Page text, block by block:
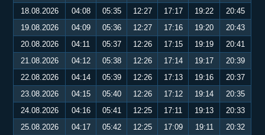
18.08.2026
04:08 05:35 12:27 17:17 19:22
20:45
19.08.2026
04:09 05:36 12:27 17:16 19:20
20:43
20.08.2026
04:11 05:37 12:26 17:15 19:19
20:41
21.08.2026
04:12 05:38 12:26 17:14 19:17
20:39
22.08.2026
04:14 05:39 12:26 17:13 19:16
20:37
23.08.2026
04:15 05:40 12:26 17:12 19:14
20:35
24.08.2026
04:16 05:41 12:25 17:11 19:13
20:33
25.08.2026
04:17 05:42 12:25 17:09 19:11
20:32